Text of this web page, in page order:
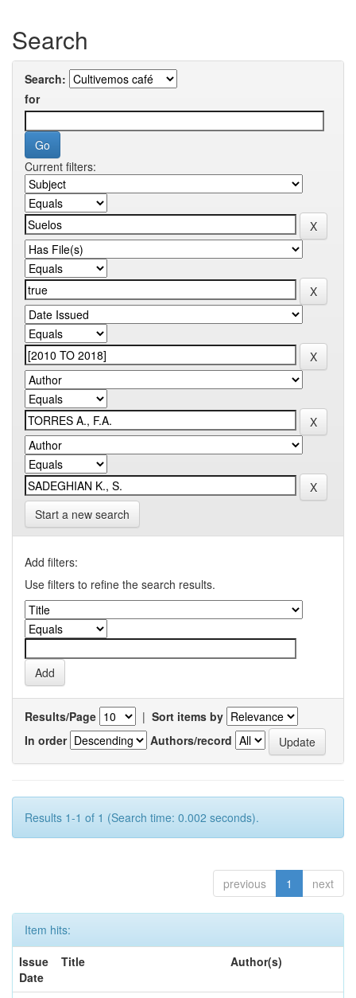
Search
Search:
for
Current filters:
Start a new search
Add filters:
Use filters to refine the search results.
Results/Page | Sort items by
In order
Authors/record
Results 1-1 of 1 (Search time: 0.002 seconds).
previous 1 next
Item hits:
Issue
Date
Title Author(s)